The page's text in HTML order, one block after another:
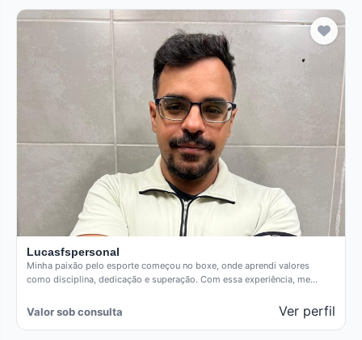
Lucasfspersonal
Minha paixão pelo esporte começou no boxe, onde aprendi valores
como disciplina, dedicação e superação. Com essa experiência, me
Valor sob consulta Ver perfil